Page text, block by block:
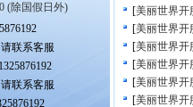
[美丽世界开
[美丽世界开
[美丽世界开
[美丽世界开
[美丽世界开
[美丽世界开